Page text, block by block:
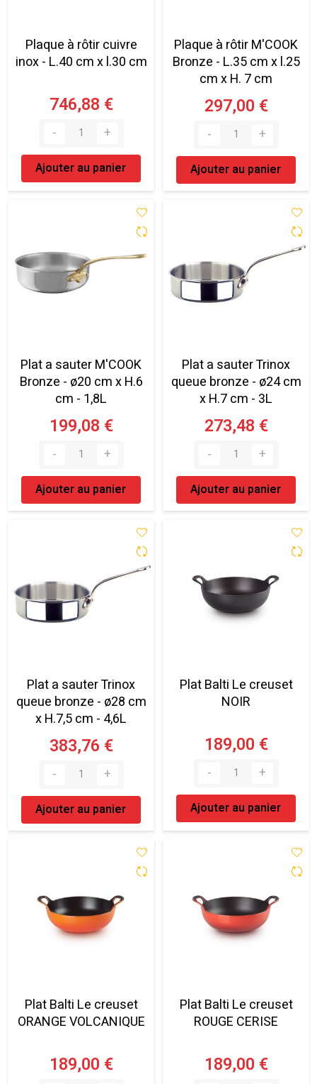
Plaque à rôtir cuivre
inox - L.40 cm x l.30 cm
746,88 €
Ajouter au panier
Plaque à rôtir M'COOK
Bronze - L.35 cm x l.25
cm x H. 7 cm
297,00 €
Ajouter au panier
Plat a sauter M'COOK
Bronze - ø20 cm x H.6
cm - 1,8L
199,08 €
Ajouter au panier
Plat a sauter Trinox
queue bronze - ø24 cm
x H.7 cm - 3L
273,48 €
Ajouter au panier
Plat a sauter Trinox
queue bronze - ø28 cm
x H.7,5 cm - 4,6L
383,76 €
Ajouter au panier
Plat Balti Le creuset
NOIR
189,00 €
Ajouter au panier
Plat Balti Le creuset
ORANGE VOLCANIQUE
189,00 €
Plat Balti Le creuset
ROUGE CERISE
189,00 €